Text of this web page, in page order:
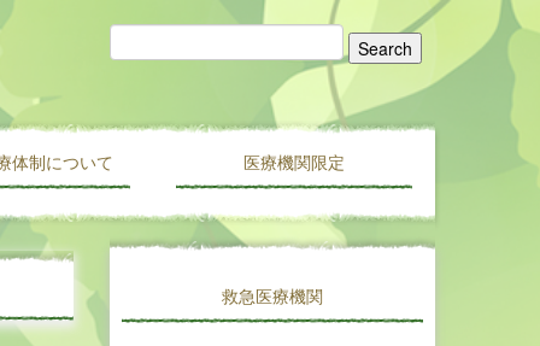
体制について 医療機関限定
医療機関情報新規登録・変更フォーム
会員限定
医人往来
救急医療機関